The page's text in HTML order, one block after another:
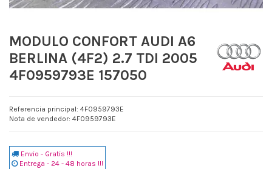
MODULO CONFORT AUDI A6
BERLINA (4F2) 2.7 TDI 2005
4F0959793E 157050
Referencia principal: 4F0959793E
Nota de vendedor: 4F0959793E
Envio - Gratis !!!
Entrega - 24 - 48 horas !!!